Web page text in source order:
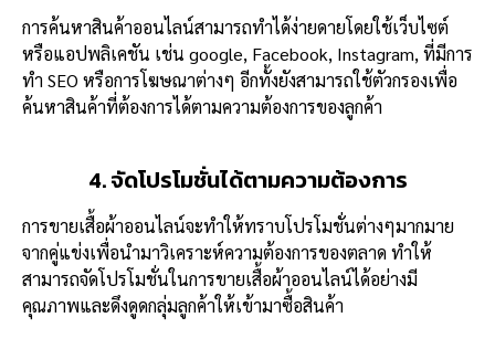
การค้นหาสินค้าออนไลน์สามารถทำได้ง่ายดายโดยใช้เว็บไซต์
หรือแอปพลิเคชัน เช่น google, Facebook, Instagram, ที่มีการ
ทำ SEO หรือการโฆษณาต่างๆ อีกทั้งยังสามารถใช้ตัวกรองเพื่อ
ค้นหาสินค้าที่ต้องการได้ตามความต้องการของลูกค้า
4. จัดโปรโมชั่นได้ตามความต้องการ
การขายเสื้อผ้าออนไลน์จะทำให้ทราบโปรโมชั่นต่างๆมากมาย
จากคู่แข่งเพื่อนำมาวิเคราะห์ความต้องการของตลาด ทำให้
สามารถจัดโปรโมชั่นในการขายเสื้อผ้าออนไลน์ได้อย่างมี
คุณภาพและดึงดูดกลุ่มลูกค้าให้เข้ามาซื้อสินค้า